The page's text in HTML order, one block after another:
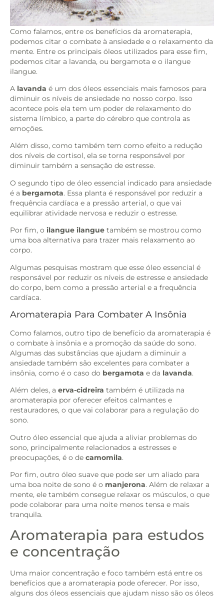
Como falamos, entre os benefícios da aromaterapia,
podemos citar o combate à ansiedade e o relaxamento da
mente. Entre os principais óleos utilizados para esse fim,
podemos citar a lavanda, ou bergamota e o ilangue
ilangue.
A lavanda é um dos óleos essenciais mais famosos para
diminuir os níveis de ansiedade no nosso corpo. Isso
acontece pois ela tem um poder de relaxamento do
sistema límbico, a parte do cérebro que controla as
emoções.
Além disso, como também tem como efeito a redução
dos níveis de cortisol, ela se torna responsável por
diminuir também a sensação de estresse.
O segundo tipo de óleo essencial indicado para ansiedade
é a bergamota. Essa planta é responsável por reduzir a
frequência cardíaca e a pressão arterial, o que vai
equilibrar atividade nervosa e reduzir o estresse.
Por fim, o ilangue ilangue também se mostrou como
uma boa alternativa para trazer mais relaxamento ao
corpo.
Algumas pesquisas mostram que esse óleo essencial é
responsável por reduzir os níveis de estresse e ansiedade
do corpo, bem como a pressão arterial e a frequência
cardíaca.
Aromaterapia Para Combater A Insônia
Como falamos, outro tipo de benefício da aromaterapia é
o combate à insônia e a promoção da saúde do sono.
Algumas das substâncias que ajudam a diminuir a
ansiedade também são excelentes para combater a
insônia, como é o caso do bergamota e da lavanda.
Além deles, a erva-cidreira também é utilizada na
aromaterapia por oferecer efeitos calmantes e
restauradores, o que vai colaborar para a regulação do
sono.
Outro óleo essencial que ajuda a aliviar problemas do
sono, principalmente relacionados a estresses e
preocupações, é o de camomila.
Por fim, outro óleo suave que pode ser um aliado para
uma boa noite de sono é o manjerona. Além de relaxar a
mente, ele também consegue relaxar os músculos, o que
pode colaborar para uma noite menos tensa e mais
tranquila.
Aromaterapia para estudos
e concentração
Uma maior concentração e foco também está entre os
benefícios que a aromaterapia pode oferecer. Por isso,
alguns dos óleos essenciais que ajudam nisso são os óleos